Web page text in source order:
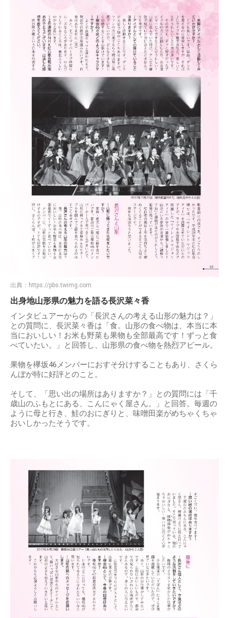
出典： https://pbs.twimg.com
出身地山形県の魅力を語る長沢菜々香
インタビュアーからの「長沢さんの考える山形の魅力は？」
との質問に、長沢菜々香は「食。山形の食べ物は、本当に本
当においしい！お米も野菜も果物も全部最高です！ずっと食
べていたい。」と回答し、山形県の食べ物を熱烈アピール。
果物を欅坂46メンバーにおすそ分けすることもあり、さくら
んぼが特に好評とのこと。
そして、「思い出の場所はありますか？」との質問には「千
歳山のふもとにある、こんにゃく屋さん。」と回答。毎週の
ように母と行き、鮭のおにぎりと、味噌田楽がめちゃくちゃ
おいしかったそうです。